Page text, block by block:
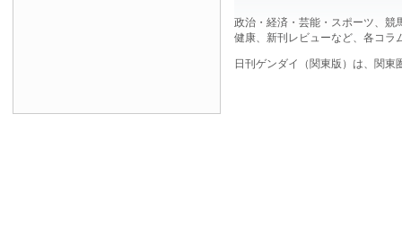
政治・経済・芸能・スポーツ、競
健康、新刊レビューなど、各コラ
日刊ゲンダイ（関東版）は、関